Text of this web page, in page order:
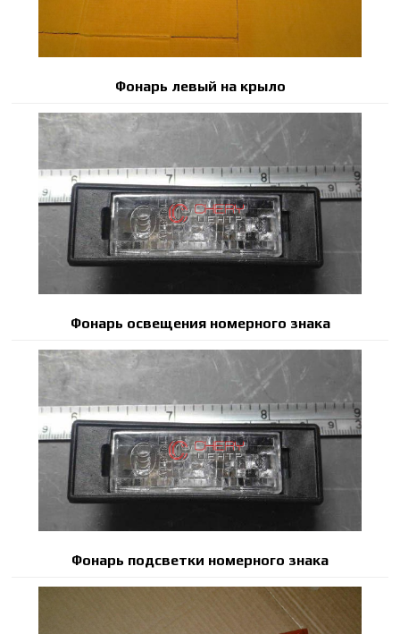
Фонарь левый на крыло
Фонарь освещения номерного знака
Фонарь подсветки номерного знака